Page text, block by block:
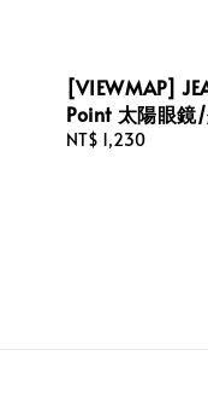
[VIEWMAP]
Point 太陽眼鏡
Regular
NT$ 1,230